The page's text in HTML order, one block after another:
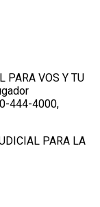
PARA VOS Y TU
444-4000,
PARA LA